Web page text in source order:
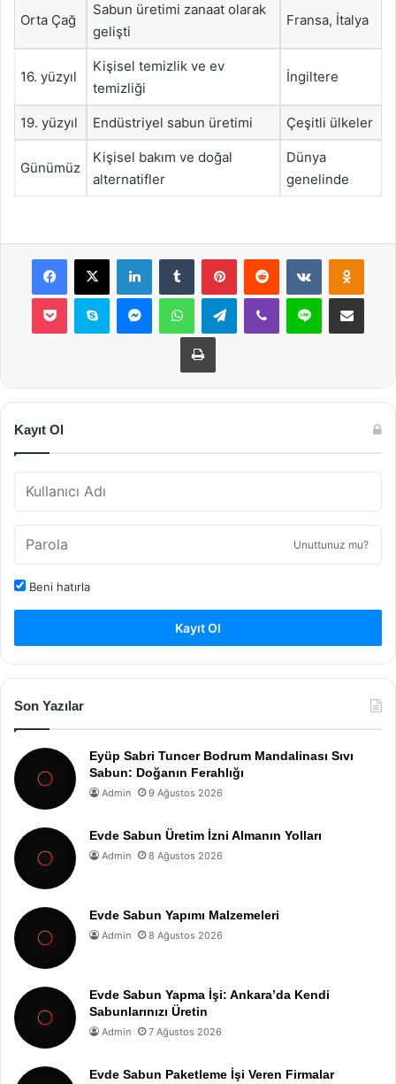
Orta Çağ
Sabun üretimi zanaat olarak
gelişti
Fransa, İtalya
16. yüzyıl
Kişisel temizlik ve ev
temizliği
İngiltere
19. yüzyıl Endüstriyel sabun üretimi Çeşitli ülkeler
Günümüz
Kişisel bakım ve doğal
alternatifler
Dünya
genelinde
Facebook
X LinkedInTumblr PinterestReddit VKontakte
Pocket Skype MessengerWhatsAppTelegramViber Line E-Posta ile
Yazdır
Kayıt Ol
Unuttunuz mu?
Beni hatırla
Kayıt Ol
Son Yazılar
Eyüp Sabri Tuncer Bodrum Mandalinası Sıvı
Sabun: Doğanın Ferahlığı
Admin 9 Ağustos 2026
Evde Sabun Üretim İzni Almanın Yolları
Admin 8 Ağustos 2026
Evde Sabun Yapımı Malzemeleri
Admin 8 Ağustos 2026
Evde Sabun Yapma İşi: Ankara’da Kendi
Sabunlarınızı Üretin
Admin 7 Ağustos 2026
Evde Sabun Paketleme İşi Veren Firmalar